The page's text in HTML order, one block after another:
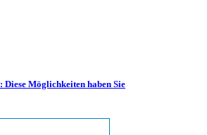
Möglichkeiten haben Sie